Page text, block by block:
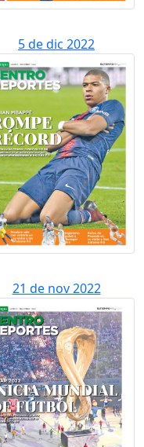
5 de dic 2022
21 de nov 2022